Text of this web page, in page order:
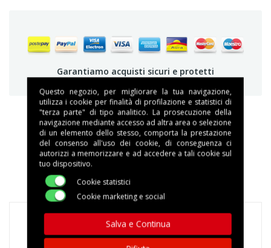
Garantiamo acquisti sicuri e protetti
DESCRIZIONE
DETTAGLI DEL PRODOTTO
Questo negozio, per migliorare la tua navigazione,
utilizza i cookie per finalità di profilazione e statistici di
"terza parte" di tipo analitico. La prosecuzione della
navigazione mediante accesso ad altra area o selezione
di un elemento dello stesso, comporta la prestazione
del consenso all'uso dei cookie, di conseguenza ci
autorizzi a memorizzare e ad accedere a tali cookie sul
tuo dispositivo.
Cookie statistici
Cookie marketing e social
Salva e Continua